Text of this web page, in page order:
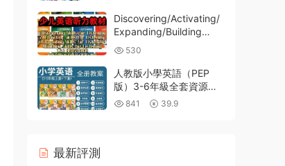
冊分級測試 音頻視頻 白
闆軟件 百度雲網盤下載
Discovering/Activating/
Expanding/Building
Skills for Listening 美國
Compass少兒英語聽力專
項教材全12級全套PDF電
子版+原版音頻+答案測試
530
人教版小學英語（PEP
版）3-6年級全套資源深
度解析 PDF電子版課本
841 39.9
最新評測